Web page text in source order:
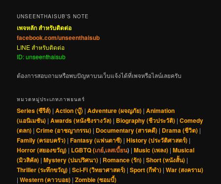
UNSEENTHAISUB’S NOTE
เพจหลัก สำหรับติดต่อ
facebook.com/unseenthaisub
LINE สำหรับติดต่อ
ID: unseenthaisub
ต้องการสอบถามหรือพบปัญหาบนเว็บแจ้งได้ที่เพจหรือไลน์เลยครับ
หมวดหมู่ประเภทภาพยนตร์
Series (ซีรีส์) |Action (บู๊) |Adventure (ผจญภัย) |Animation
(แอนิเมชัน) |Awards (หนังชิงรางวัล) | Biography (ชีวประวัติ) |Comedy
(ตลก) |Crime (อาชญากรรม) | Documentary (สารคดี) | Drama (ชีวิต) |
Family (ครอบครัว) |Fantasy (แฟนตาซี) |History (ประวัติศาสตร์) |
Horror (สยองขวัญ) | LGBTQ (เกย์,เลสเบี้ยน) |Music (เพลง) |Musical
(มิวสิคัล) |Mystery (ปมปริศนา) | Romance (รัก) |Short (หนังสั้น) |
Thriller (ระทึกขวัญ) |Sci-Fi (วิทยาศาสตร์) |Sport (กีฬา) |War (สงคราม)
|Western (คาวบอย) |Zombie (ซอมบี้)